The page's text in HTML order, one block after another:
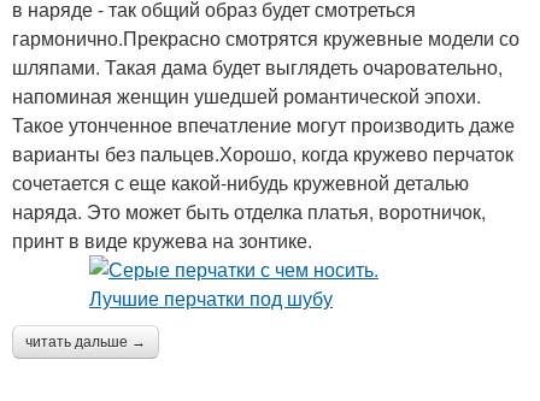
в наряде - так общий образ будет смотреться
гармонично.Прекрасно смотрятся кружевные модели со
шляпами. Такая дама будет выглядеть очаровательно,
напоминая женщин ушедшей романтической эпохи.
Такое утонченное впечатление могут производить даже
варианты без пальцев.Хорошо, когда кружево перчаток
сочетается с еще какой-нибудь кружевной деталью
наряда. Это может быть отделка платья, воротничок,
принт в виде кружева на зонтике.
читать дальше →